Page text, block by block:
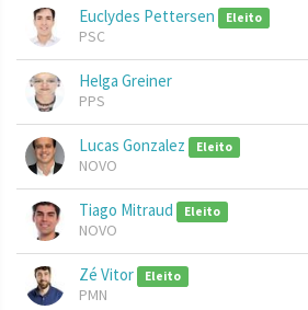
Euclydes Pettersen Eleito
PSC
Helga Greiner
PPS
Lucas Gonzalez Eleito
NOVO
Tiago Mitraud Eleito
NOVO
Zé Vitor Eleito
PMN